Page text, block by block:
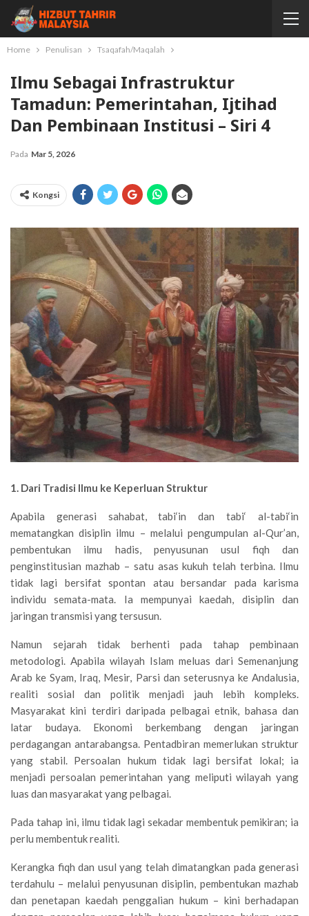
Home Penulisan Tsaqafah/Maqalah
Ilmu Sebagai Infrastruktur
Tamadun: Pemerintahan, Ijtihad
Dan Pembinaan Institusi – Siri 4
Pada Mar 5, 2026
Kongsi
1. Dari Tradisi Ilmu ke Keperluan Struktur
Apabila generasi sahabat, tabi‘in dan tabi‘ al-tabi‘in
mematangkan disiplin ilmu – melalui pengumpulan al-Qur’an,
pembentukan ilmu hadis, penyusunan usul fiqh dan
penginstitusian mazhab – satu asas kukuh telah terbina. Ilmu
tidak lagi bersifat spontan atau bersandar pada karisma
individu semata-mata. Ia mempunyai kaedah, disiplin dan
jaringan transmisi yang tersusun.
Namun sejarah tidak berhenti pada tahap pembinaan
metodologi. Apabila wilayah Islam meluas dari Semenanjung
Arab ke Syam, Iraq, Mesir, Parsi dan seterusnya ke Andalusia,
realiti sosial dan politik menjadi jauh lebih kompleks.
Masyarakat kini terdiri daripada pelbagai etnik, bahasa dan
latar budaya. Ekonomi berkembang dengan jaringan
perdagangan antarabangsa. Pentadbiran memerlukan struktur
yang stabil. Persoalan hukum tidak lagi bersifat lokal; ia
menjadi persoalan pemerintahan yang meliputi wilayah yang
luas dan masyarakat yang pelbagai.
Pada tahap ini, ilmu tidak lagi sekadar membentuk pemikiran; ia
perlu membentuk realiti.
Kerangka fiqh dan usul yang telah dimatangkan pada generasi
terdahulu – melalui penyusunan disiplin, pembentukan mazhab
dan penetapan kaedah penggalian hukum – kini berhadapan